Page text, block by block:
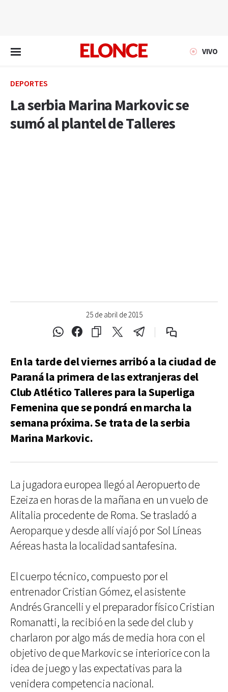
VIVO
DEPORTES
La serbia Marina Markovic se
sumó al plantel de Talleres
25 de abril de 2015
En la tarde del viernes arribó a la ciudad de
Paraná la primera de las extranjeras del
Club Atlético Talleres para la Superliga
Femenina que se pondrá en marcha la
semana próxima. Se trata de la serbia
Marina Markovic.
La jugadora europea llegó al Aeropuerto de
Ezeiza en horas de la mañana en un vuelo de
Alitalia procedente de Roma. Se trasladó a
Aeroparque y desde allí viajó por Sol Líneas
Aéreas hasta la localidad santafesina.
El cuerpo técnico, compuesto por el
entrenador Cristian Gómez, el asistente
Andrés Grancelli y el preparador físico Cristian
Romanatti, la recibió en la sede del club y
charlaron por algo más de media hora con el
objetivo de que Markovic se interiorice con la
idea de juego y las expectativas para la
venidera competencia nacional.